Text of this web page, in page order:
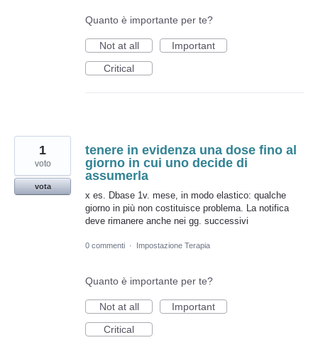
Quanto è importante per te?
Not at all
Important
Critical
tenere in evidenza una dose fino al
giorno in cui uno decide di
assumerla
x es. Dbase 1v. mese, in modo elastico: qualche
giorno in più non costituisce problema. La notifica
deve rimanere anche nei gg. successivi
1
voto
vota
0 commenti · Impostazione Terapia
Quanto è importante per te?
Not at all
Important
Critical